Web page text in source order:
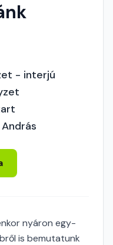
- interjú
nyáron egy-
is bemutatunk